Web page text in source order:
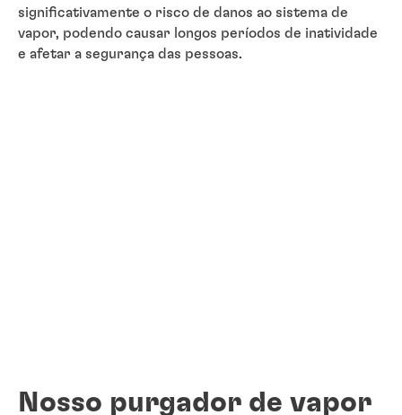
significativamente o risco de danos ao sistema de
vapor, podendo causar longos períodos de inatividade
e afetar a segurança das pessoas.
Nosso purgador de vapor